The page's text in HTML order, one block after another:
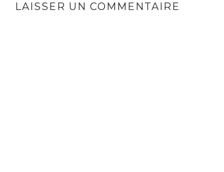
LAISSER UN COMMENTAIRE